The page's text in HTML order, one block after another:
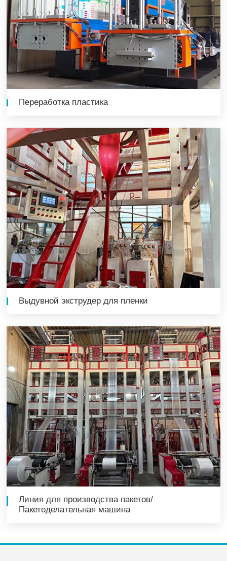
Переработка пластика
Выдувной экструдер для пленки
Линия для производства пакетов/
Пакетоделательная машина